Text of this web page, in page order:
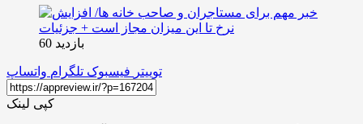
بازدید 60
توییتر فیسبوک تلگرام واتساپ
کپی لینک